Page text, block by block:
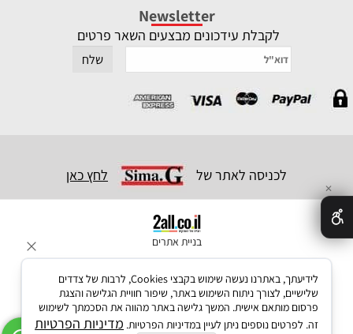
Newsletter
לקבלת עידכונים מבצעים השאר פרטים
לכניסה לאתר של לחץ כאן
בניית אתרים
✕
לידיעתך, באתרנו נעשה שימוש בקבצי Cookies, לרבות של צדדים
שלישיים, לצורך ניתוח השימוש באתר, שיפור חוויית הגלישה והצגת
פרסום מותאם אישית. המשך גלישה באתר מהווה את הסכמתך לשימוש
זה. לפרטים נוספים ניתן לעיין במדיניות הפרטיות. מדיניות הפרטיות